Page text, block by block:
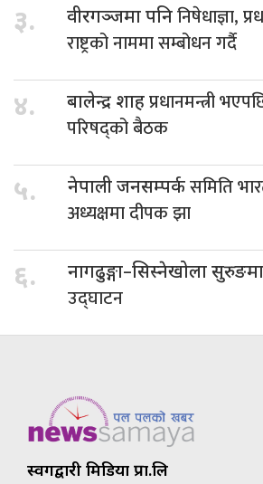
३. वीरगञ्जमा पनिनिषेधाज्ञा,
राष्ट्रको नाममा सम्बोधन गर्दै
४. बालेन्द्र शाहप्रधानमन्त्री
परिषद्को बैठक
५. नेपाली जनसम्पर्कसमिति
अध्यक्षमा दीपक झा
६. नागढुङ्गा–सिस्नेखोला
उद्घाटन
स्वर्गद्वारी मिडिया प्रा.लि